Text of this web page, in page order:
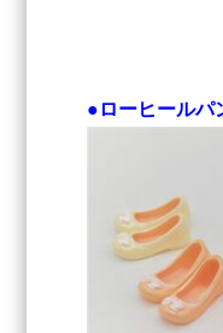
●ローヒールパ